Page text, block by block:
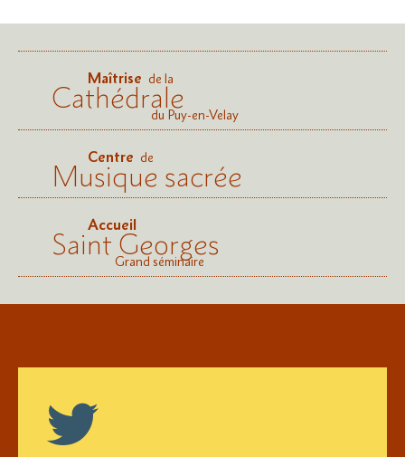
Maîtrise de la
Cathédraledu Puy-en-Velay
Centre de
Musique sacrée
Accueil
Saint Georges
Grand séminaire